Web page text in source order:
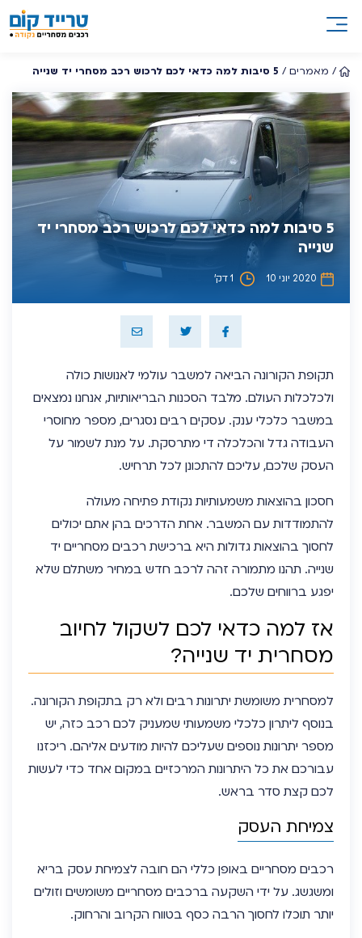
/ מאמרים/ 5 סיבות למה כדאי לכם לרכוש רכב מסחרי יד שנייה
5 סיבות למה כדאי לכם לרכוש רכב מסחרי יד
שנייה
2020 יוני 10 1 דק’
תקופת הקורונה הביאה למשבר עולמי לאנושות כולה
ולכלכלות העולם. מלבד הסכנות הבריאותיות, אנחנו נמצאים
במשבר כלכלי ענק. עסקים רבים נסגרים, מספר מחוסרי
העבודה גדל והכלכלה די מתרסקת. על מנת לשמור על
העסק שלכם, עליכם להתכונן לכל תרחיש.
חסכון בהוצאות משמעותיות נקודת פתיחה מעולה
להתמודדות עם המשבר. אחת הדרכים בהן אתם יכולים
לחסוך בהוצאות גדולות היא ברכישת רכבים מסחריים יד
שנייה. תהנו מתמורה זהה לרכב חדש במחיר משתלם שלא
יפגע ברווחים שלכם.
אז למה כדאי לכם לשקול לחיוב
מסחרית יד שנייה?
למסחרית משומשת יתרונות רבים ולא רק בתקופת הקורונה.
בנוסף ליתרון כלכלי משמעותי שמעניק לכם רכב כזה, יש
מספר יתרונות נוספים שעליכם להיות מודעים אליהם. ריכזנו
עבורכם את כל היתרונות המרכזיים במקום אחד כדי לעשות
לכם קצת סדר בראש.
צמיחת העסק
רכבים מסחריים באופן כללי הם חובה לצמיחת עסק בריא
ומשגשג. על ידי השקעה ברכבים מסחריים משומשים וזולים
יותר תוכלו לחסוך הרבה כסף בטווח הקרוב והרחוק.